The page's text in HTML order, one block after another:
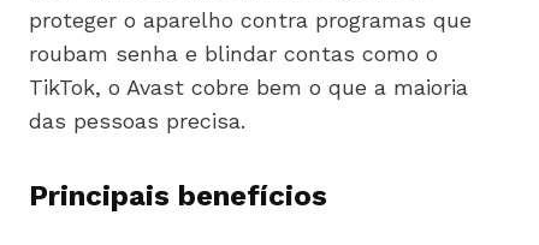
proteger o aparelho contra programas que
roubam senha e blindar contas como o
TikTok, o Avast cobre bem o que a maioria
das pessoas precisa.
Principais benefícios